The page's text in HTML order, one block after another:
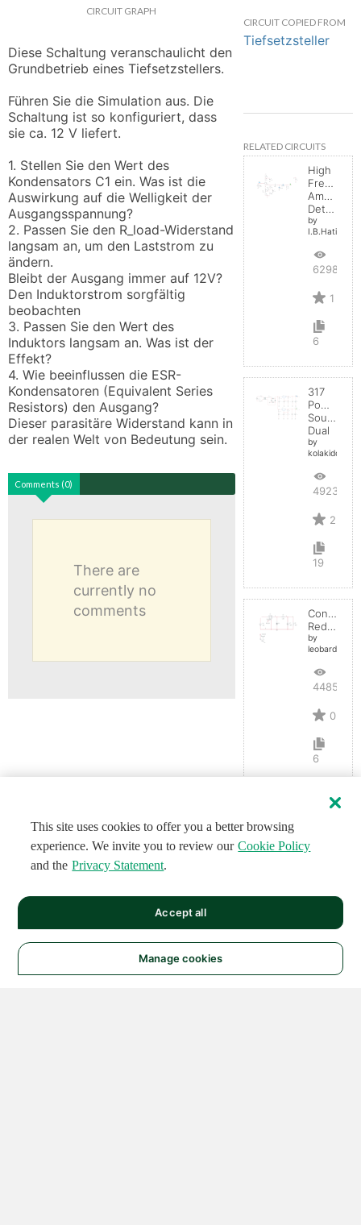
CIRCUIT GRAPH
Diese Schaltung veranschaulicht den
Grundbetrieb eines Tiefsetzstellers.
Führen Sie die Simulation aus. Die
Schaltung ist so konfiguriert, dass
sie ca. 12 V liefert.
1. Stellen Sie den Wert des
Kondensators C1 ein. Was ist die
Auswirkung auf die Welligkeit der
Ausgangsspannung?
2. Passen Sie den R_load-Widerstand
langsam an, um den Laststrom zu
ändern.
Bleibt der Ausgang immer auf 12V?
Den Induktorstrom sorgfältig
beobachten
3. Passen Sie den Wert des
Induktors langsam an. Was ist der
Effekt?
4. Wie beeinflussen die ESR-
Kondensatoren (Equivalent Series
Resistors) den Ausgang?
Dieser parasitäre Widerstand kann in
der realen Welt von Bedeutung sein.
Comments (0)
There are
currently no
comments
CIRCUIT COPIED FROM
Tiefsetzsteller
RELATED CIRCUITS
High
Frequency
Amplitude
Detector
by
I.B.Hating
6298
1
6
317
Power
Source
Dual
by
kolakidd
4923
2
19
Reductor
by
4485
0
6
This site uses cookies to offer you a better browsing
experience. We invite you to review our Cookie Policy
and the Privacy Statement.
Manage cookies
Accept all